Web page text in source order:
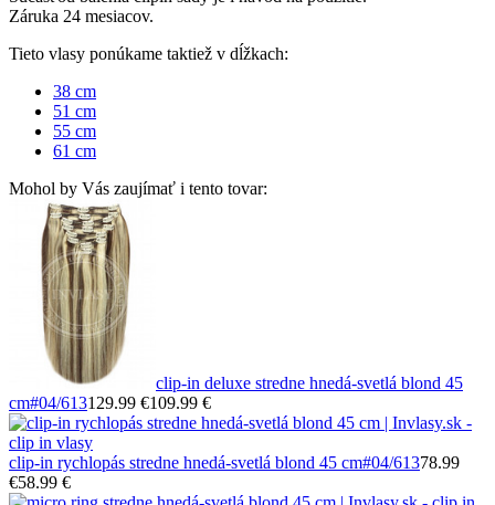
Záruka 24 mesiacov.
Tieto vlasy ponúkame taktiež v dĺžkach:
38 cm
51 cm
55 cm
61 cm
Mohol by Vás zaujímať i tento tovar:
clip-in deluxe stredne hnedá-svetlá blond 45
cm#04/613129.99 €109.99 €
clip-in rychlopás stredne hnedá-svetlá blond 45 cm#04/61378.99
€58.99 €